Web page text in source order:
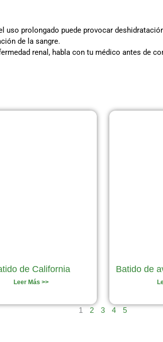
uso prolongado puede provocar
de la sangre.
renal, habla con tu médico antes de
de California
Leer Más >>
Batido de
Página
1
Página
2
Página
3 4 5